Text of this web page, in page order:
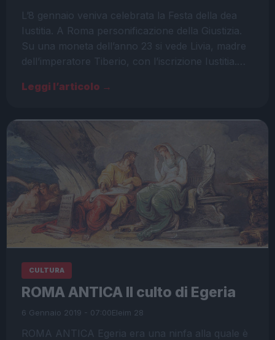
L’8 gennaio veniva celebrata la Festa della dea
Iustitia. A Roma personificazione della Giustizia.
Su una moneta dell’anno 23 si vede Livia, madre
dell’imperatore Tiberio, con l’iscrizione Iustitia.…
Leggi l’articolo →
CULTURA
ROMA ANTICA Il culto di Egeria
6 Gennaio 2019 - 07:00Eleim 28
ROMA ANTICA Egeria era una ninfa alla quale è